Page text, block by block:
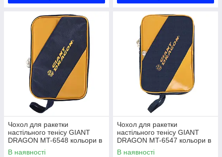
Чохол для ракетки
настільного тенісу GIANT
DRAGON MT-6548 кольори в
асортименті Код MT-6548
В наявності
Чохол для ракетки
настільного тенісу GIANT
DRAGON MT-6547 кольори в
асортименті Код MT-6547
В наявності